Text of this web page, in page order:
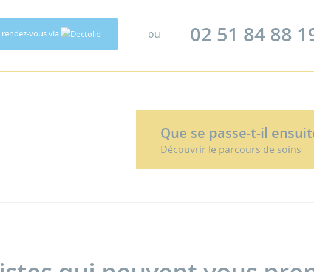
vous via ou 02 51 84 88
Que se passe-t-il
Découvrir le parcours de soins